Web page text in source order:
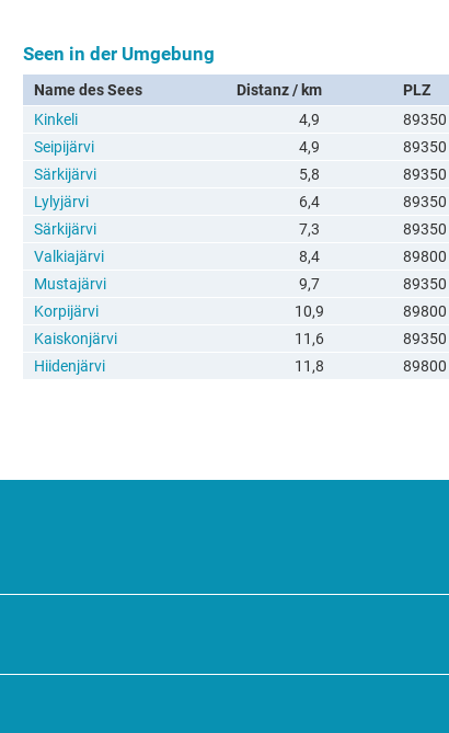
Seen in der Umgebung
Name des Sees Distanz / km
PLZ
Kinkeli
4,9
89350
Seipijärvi
4,9
89350
Särkijärvi
5,8
89350
Lylyjärvi
6,4
89350
Särkijärvi
7,3
89350
Valkiajärvi
8,4
89800
Mustajärvi
9,7
89350
Korpijärvi
10,9
89800
Kaiskonjärvi
11,6
89350
Hiidenjärvi
11,8 89800